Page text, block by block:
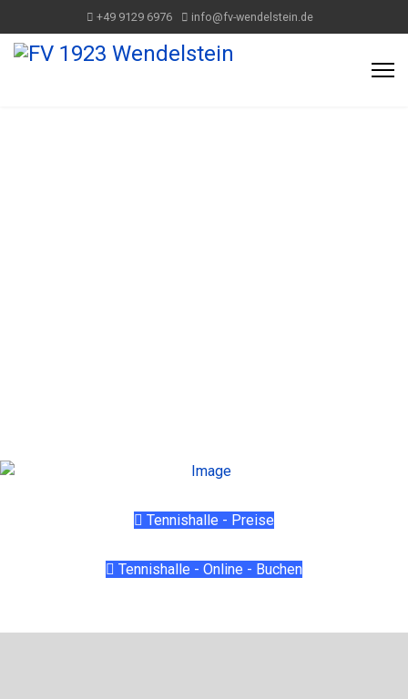
+49 9129 6976 info@fv-wendelstein.de
Tennishalle - Preise
Tennishalle - Online - Buchen